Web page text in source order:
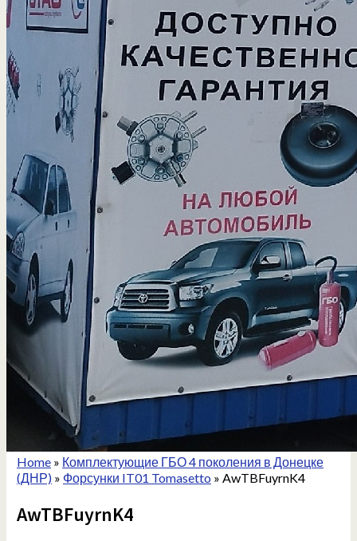
Home» Комплектующие ГБО 4 поколения в Донецке
(ДНР)» Форсунки IT01 Tomasetto » AwTBFuyrnK4
AwTBFuyrnK4